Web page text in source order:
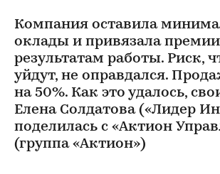
Компания оставила
оклады и привязала
результатам работы. Риск,
уйдут, не оправдался.
на 50%. Как это удалось,
Елена Солдатова («Лидер
поделилась с «Актион
(группа «Актион»)